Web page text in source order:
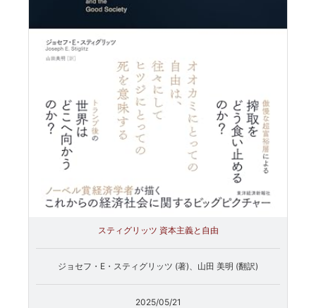
スティグリッツ 資本主義と自由
ジョセフ・E・スティグリッツ (著)、山田 美明 (翻訳)
2025/05/21